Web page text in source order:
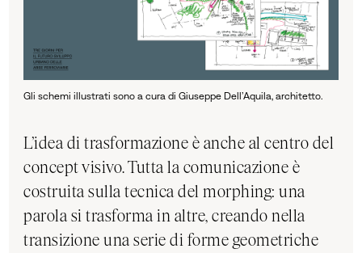
Gli schemi illustrati sono a cura di Giuseppe Dell’Aquila, architetto.
L’idea di trasformazione è anche al centro del
concept visivo. Tutta la comunicazione è
costruita sulla tecnica del morphing: una
parola si trasforma in altre, creando nella
transizione una serie di forme geometriche